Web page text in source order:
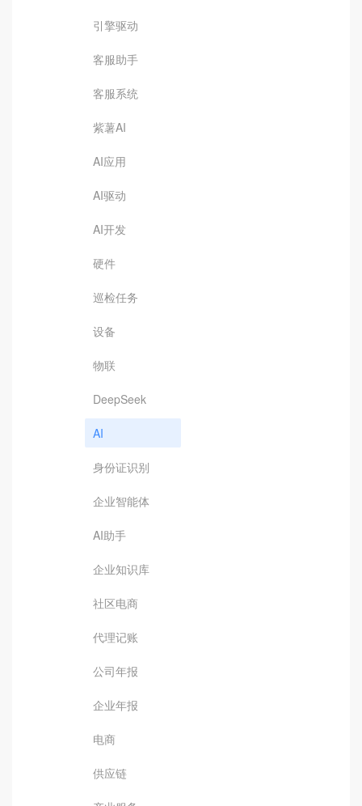
引擎驱动
客服助手
客服系统
紫薯AI
AI应用
AI驱动
AI开发
硬件
巡检任务
设备
物联
DeepSeek
AI
身份证识别
企业智能体
AI助手
企业知识库
社区电商
代理记账
公司年报
企业年报
电商
供应链